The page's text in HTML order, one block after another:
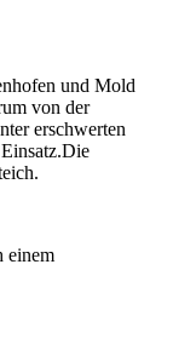
und Mold
von der
erschwerten
einem